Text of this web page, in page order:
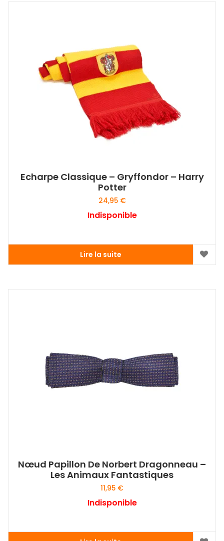
Echarpe Classique – Gryffondor – Harry
Potter
24,95 €
Indisponible
Lire la suite
Nœud Papillon De Norbert Dragonneau –
Les Animaux Fantastiques
11,95 €
Indisponible